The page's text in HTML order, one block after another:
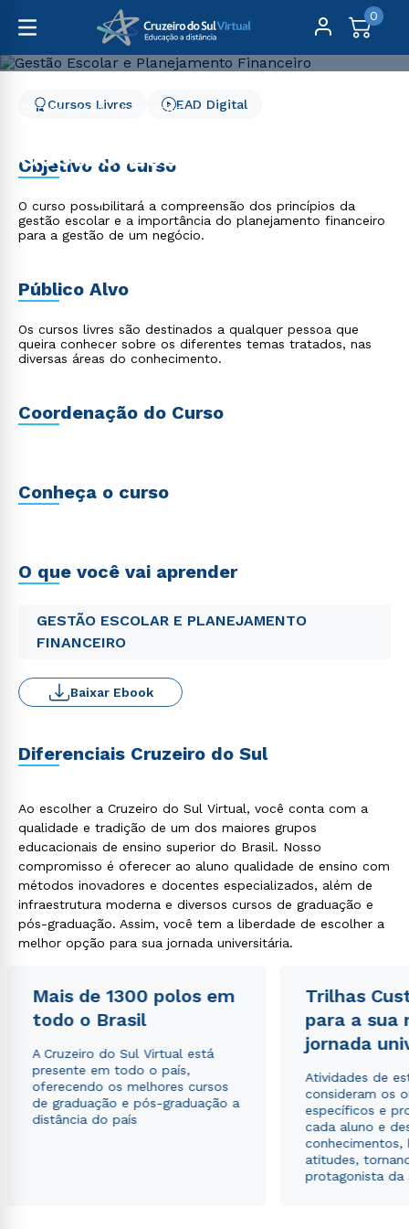
0
Cursos Livres
Educação
Gestão Escolar e
Planejamento Financeiro
Cursos Livres EAD Digital
Objetivo do curso
O curso possibilitará a compreensão dos princípios da
gestão escolar e a importância do planejamento financeiro
para a gestão de um negócio.
Público Alvo
Os cursos livres são destinados a qualquer pessoa que
queira conhecer sobre os diferentes temas tratados, nas
diversas áreas do conhecimento.
Coordenação do Curso
Conheça o curso
O que você vai aprender
GESTÃO ESCOLAR E PLANEJAMENTO
FINANCEIRO
Baixar Ebook
Diferenciais Cruzeiro do Sul
Ao escolher a Cruzeiro do Sul Virtual, você conta com a
qualidade e tradição de um dos maiores grupos
educacionais de ensino superior do Brasil. Nosso
compromisso é oferecer ao aluno qualidade de ensino com
métodos inovadores e docentes especializados, além de
infraestrutura moderna e diversos cursos de graduação e
pós-graduação. Assim, você tem a liberdade de escolher a
melhor opção para sua jornada universitária.
Mais de 1300 polos em
todo o Brasil
A Cruzeiro do Sul Virtual está
presente em todo o país,
oferecendo os melhores cursos
de graduação e pós-graduação a
distância do país
Trilhas
para a sua
jornada
Atividades de
consideram os
específicos e
cada aluno e
conhecimentos,
atitudes,
protagonista da